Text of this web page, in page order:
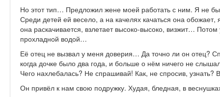
Но этот тип… Предложил жене моей работать с ним. Я не
Среди детей ей весело, а на качелях качаться она
она раскачивается, взлетает высоко-высоко, визжит…
прохладной водой…
Её отец не вызвал у меня доверия… Да точно ли он отец?
когда дочке было два года, и больше о нём ничего не
Чего нахлебалась? Не спрашивай! Как, не спросив, узнать?
Он привёл к нам свою подружку. Худая, бледная, в